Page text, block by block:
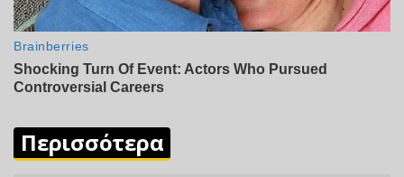
Περισσότερα